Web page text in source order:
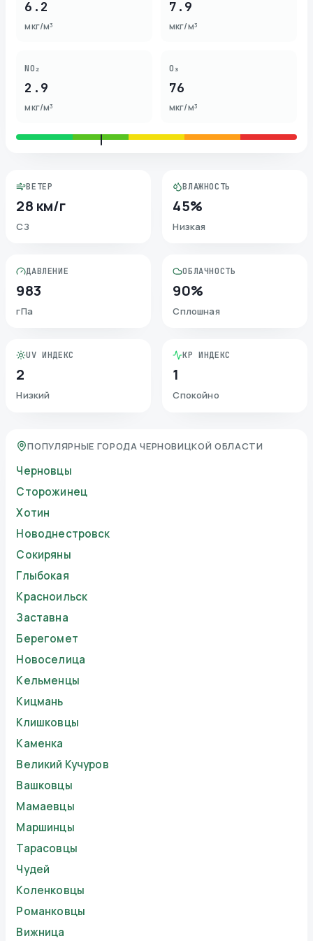
6.2
мкг/м³
7.9
мкг/м³
NO₂
2.9
мкг/м³
O₃
76
мкг/м³
ВЕТЕР
28 км/г
СЗ
ВЛАЖНОСТЬ
45%
Низкая
ДАВЛЕНИЕ
983
гПа
ОБЛАЧНОСТЬ
90%
Сплошная
UV ИНДЕКС
2
Низкий
KP ИНДЕКС
1
Спокойно
ПОПУЛЯРНЫЕ ГОРОДА ЧЕРНОВИЦКОЙ ОБЛАСТИ
Черновцы
Сторожинец
Хотин
Новоднестровск
Сокиряны
Глыбокая
Красноильск
Заставна
Берегомет
Новоселица
Кельменцы
Кицмань
Клишковцы
Каменка
Великий Кучуров
Вашковцы
Мамаевцы
Маршинцы
Тарасовцы
Чудей
Коленковцы
Романковцы
Вижница